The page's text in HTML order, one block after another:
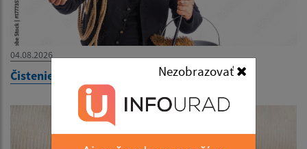
Nezobrazovať
04.08.2026
Čistenie a kontrola komínov